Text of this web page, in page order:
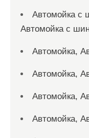
Автомойка с
Автомойка с
Автомойка,
Автомойка,
Автомойка,
Автомойка,